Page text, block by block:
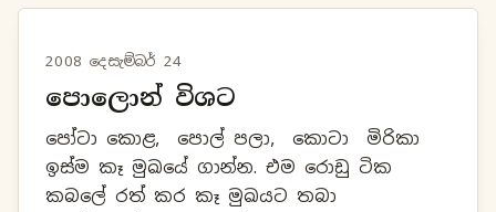
2008 දෙසැම්බර් 24
පොලොන් විශට
පෝටා කොළ, පොල් පලා, කොටා මිරිකා
ඉස්ම කෑ මුඛයේ ගාන්න. එම රොඩු ටික
කබලේ රත් කර කෑ මුඛයට තබා